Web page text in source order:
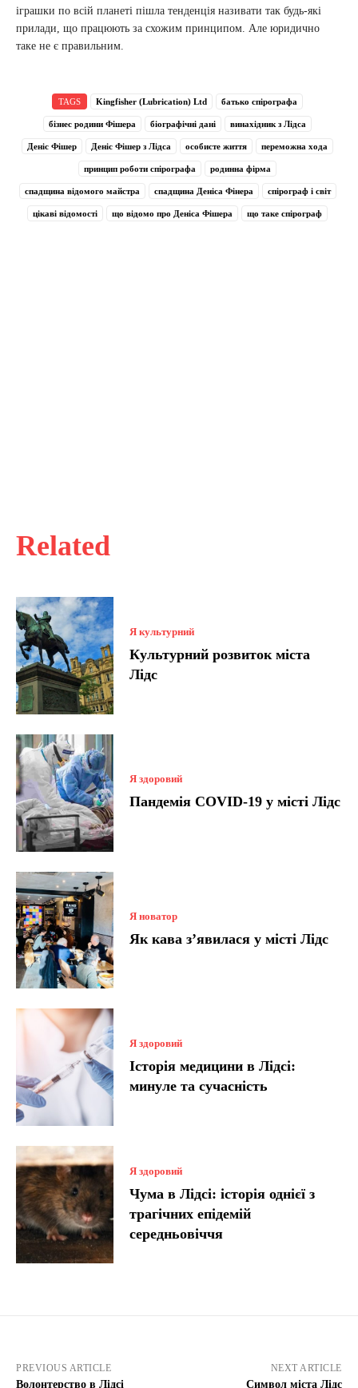
Related
Я культурний
Культурний розвиток міста
Лідс
Я здоровий
Пандемія COVID-19 у місті Лідс
Я новатор
Як кава з’явилася у місті Лідс
Я здоровий
Історія медицини в Лідсі:
минуле та сучасність
Я здоровий
Чума в Лідсі: історія однієї з
трагічних епідемій
середньовіччя
іграшки по всій планеті пішла тенденція називати так будь-які
прилади, що працюють за схожим принципом. Але юридично
таке не є правильним.
TAGS Kingfisher (Lubrication) Ltd батько спірографа
бізнес родини Фішера біографічні дані винахідник з Лідса
Деніс Фішер Деніс Фішер з Лідса особисте життя переможна хода
принцип роботи спірографа родинна фірма
спадщина відомого майстра спадщина Деніса Фінера спірограф і світ
цікаві відомості що відомо про Деніса Фішера що таке спірограф
PREVIOUS ARTICLE
Волонтерство в Лідсі
NEXT ARTICLE
Символ міста Лідс